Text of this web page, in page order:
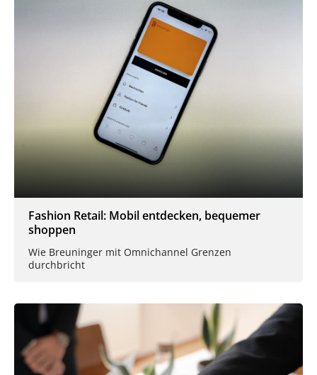
Fashion Retail: Mobil entdecken, bequemer
shoppen
Wie Breuninger mit Omnichannel Grenzen
durchbricht